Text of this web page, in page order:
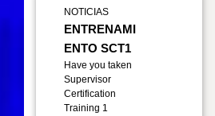
NOTICIAS
ENTRENAMI
ENTO SCT1
Have you taken
Supervisor
Certification
Training 1